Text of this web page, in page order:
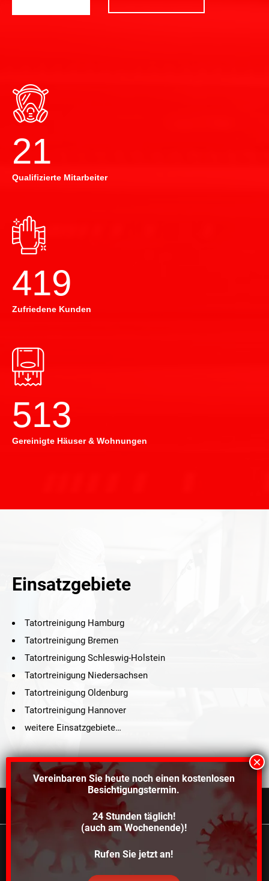
22
Qualifizierte Mitarbeiter
420
Zufriedene Kunden
514
Gereinigte Häuser & Wohnungen
Einsatzgebiete
Tatortreinigung Hamburg
Tatortreinigung Bremen
Tatortreinigung Schleswig-Holstein
Tatortreinigung Niedersachsen
Tatortreinigung Oldenburg
Tatortreinigung Hannover
weitere Einsatzgebiete…
©2021 Schröders Service Team Nord, All Rights Reserved.
Schroeder Service Team Nord
Kontakt Impressum Datenschutz
Vereinbaren Sie heute noch einen kostenlosen
Besichtigungstermin.
24 Stunden täglich!
(auch am Wochenende)!
Rufen Sie jetzt an!
Wir verwenden Cookies, um dir die bestmögliche
Erfahrung auf unserer Website zu bieten.
Einstellungenkannst du erfahren, welche Cookies